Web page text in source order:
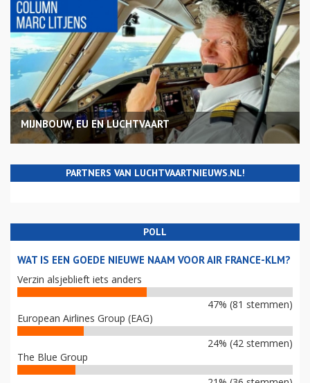
MIJNBOUW, EU EN LUCHTVAART
PARTNERS VAN LUCHTVAARTNIEUWS.NL!
POLL
WAT IS EEN GOEDE NIEUWE NAAM VOOR AIR FRANCE-KLM?
Verzin alsjeblieft iets anders
47% (81 stemmen)
European Airlines Group (EAG)
24% (42 stemmen)
The Blue Group